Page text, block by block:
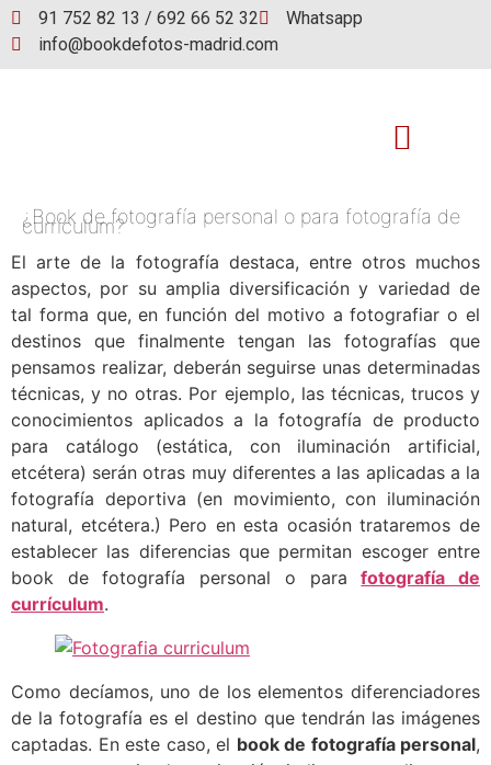
91 752 82 13 / 692 66 52 32
Whatsapp
info@bookdefotos-madrid.com
¿Book de fotografía personal o para fotografía de
currículum?
El arte de la fotografía destaca, entre otros muchos
aspectos, por su amplia diversificación y variedad de
tal forma que, en función del motivo a fotografiar o el
destinos que finalmente tengan las fotografías que
pensamos realizar, deberán seguirse unas determinadas
técnicas, y no otras. Por ejemplo, las técnicas, trucos y
conocimientos aplicados a la fotografía de producto
para catálogo (estática, con iluminación artificial,
etcétera) serán otras muy diferentes a las aplicadas a la
fotografía deportiva (en movimiento, con iluminación
natural, etcétera.) Pero en esta ocasión trataremos de
establecer las diferencias que permitan escoger entre
book de fotografía personal o parafotografía de
currículum.
Como decíamos, uno de los elementos diferenciadores
de la fotografía es el destino que tendrán las imágenes
captadas. En este caso, el book de fotografía personal,